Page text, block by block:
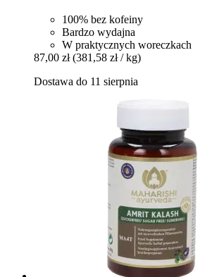
100% bez kofeiny
Bardzo wydajna
W praktycznych woreczkach
87,00 zł (381,58 zł / kg)
Dostawa do 11 sierpnia